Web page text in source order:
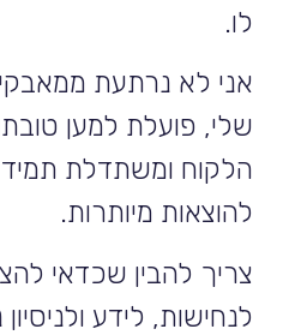
לו.
אני לא נרתעת
שלי, פועלת למען
הלקוח ומשתדלת
להוצאות מיותרות.
צריך להבין שכדאי
לנחישות, לידע